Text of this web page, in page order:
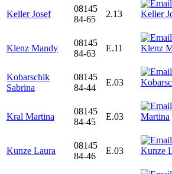
Keller Josef
08145
84-65
2.13
Klenz Mandy
08145
84-63
E.11
Kobarschik
Sabrina
08145
84-44
E.03
Kral Martina
08145
84-45
E.03
Kunze Laura
08145
84-46
E.03